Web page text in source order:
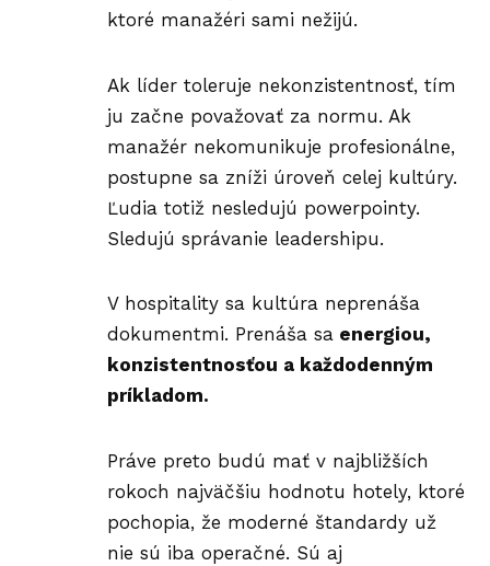
ktoré manažéri sami nežijú.
Ak líder toleruje nekonzistentnosť, tím
ju začne považovať za normu. Ak
manažér nekomunikuje profesionálne,
postupne sa zníži úroveň celej kultúry.
Ľudia totiž nesledujú powerpointy.
Sledujú správanie leadershipu.
V hospitality sa kultúra neprenáša
dokumentmi. Prenáša sa energiou,
konzistentnosťou a každodenným
príkladom.
Práve preto budú mať v najbližších
rokoch najväčšiu hodnotu hotely, ktoré
pochopia, že moderné štandardy už
nie sú iba operačné. Sú aj